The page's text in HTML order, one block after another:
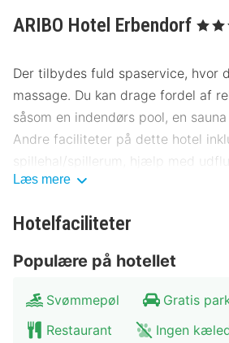
ARIBO Hotel Erbendorf , 4
Der tilbydes fuld spaservice, hvor
massage. Du kan drage fordel af
såsom en indendørs pool, en
Andre faciliteter på dette hotel
spillehal/spillerum, hjælp med
automat.
Spis dig mæt i regionale retter på
Du kan også blive på værelset,
Hotelstars Union tildeler en officiel
Læs mere
Hotelfaciliteter
Populære på hotellet
Svømmepøl
Gratis
Restaurant
Ingen